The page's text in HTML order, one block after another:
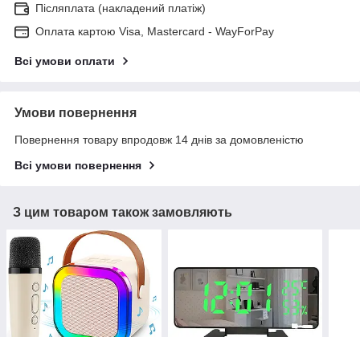
Післяплата (накладений платіж)
Оплата картою Visa, Mastercard - WayForPay
Всі умови оплати
Умови повернення
Повернення товару впродовж 14 днів за домовленістю
Всі умови повернення
З цим товаром також замовляють